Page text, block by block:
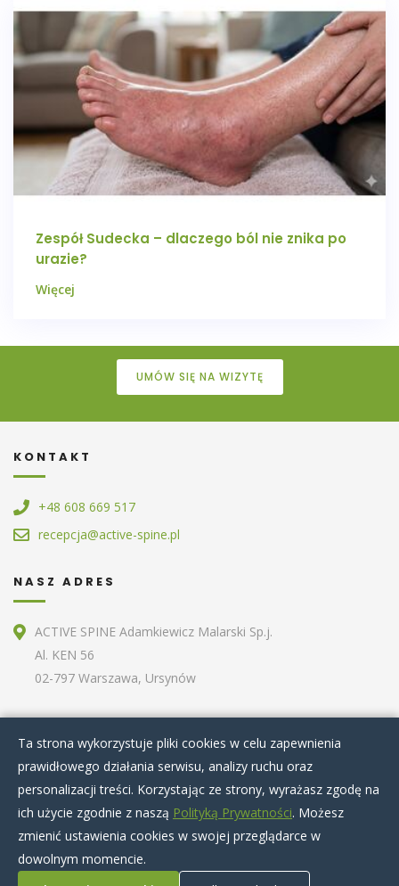
Zespół Sudecka – dlaczego ból nie znika po
urazie?
Więcej
UMÓW SIĘ NA WIZYTĘ
KONTAKT
+48 608 669 517
recepcja@active-spine.pl
NASZ ADRES
ACTIVE SPINE Adamkiewicz Malarski Sp.j.
Al. KEN 56
02-797 Warszawa, Ursynów
O nas
Terapie specjalistyczne
Zabiegi kosmetyczne
Artykuły
Nasz zespół
Cennik
Kontakt
Ta strona wykorzystuje pliki cookies w celu zapewnienia
prawidłowego działania serwisu, analizy ruchu oraz
personalizacji treści. Korzystając ze strony, wyrażasz zgodę na
ich użycie zgodnie z naszą Polityką Prywatności. Możesz
zmienić ustawienia cookies w swojej przeglądarce w
dowolnym momencie.